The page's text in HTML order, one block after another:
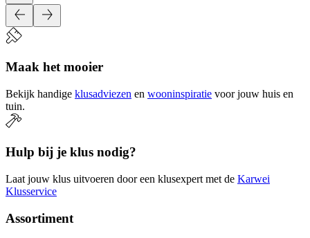
Maak het mooier
Bekijk handige klusadviezen en wooninspiratie voor jouw huis en
tuin.
Hulp bij je klus nodig?
Laat jouw klus uitvoeren door een klusexpert met de Karwei
Klusservice
Assortiment